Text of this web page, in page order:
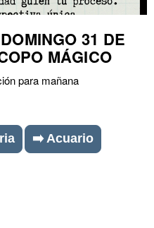
31 DE
MÁGICO
para mañana
➡️ Acuario